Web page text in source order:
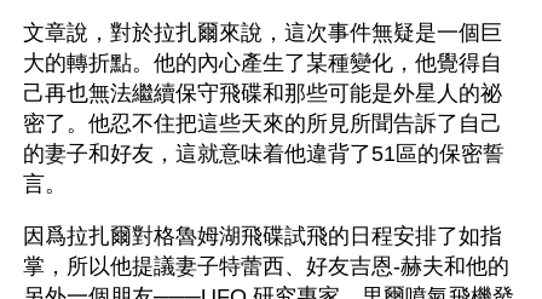
文章說，對於拉扎爾來說，這次事件無疑是一個巨
大的轉折點。他的內心產生了某種變化，他覺得自
己再也無法繼續保守飛碟和那些可能是外星人的祕
密了。他忍不住把這些天來的所見所聞告訴了自己
的妻子和好友，這就意味着他違背了51區的保密誓
言。
因爲拉扎爾對格魯姆湖飛碟試飛的日程安排了如指
掌，所以他提議妻子特蕾西、好友吉恩-赫夫和他的